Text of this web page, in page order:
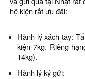
hệ kiện rất ưu đãi:
Hành lý xách tay:
kiện 7kg. Riêng
14kg).
Hành lý ký gửi: